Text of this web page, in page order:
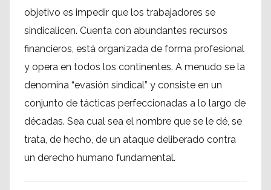
objetivo es impedir que los trabajadores se
sindicalicen. Cuenta con abundantes recursos
financieros, está organizada de forma profesional
y opera en todos los continentes. A menudo se la
denomina “evasión sindical” y consiste en un
conjunto de tácticas perfeccionadas a lo largo de
décadas. Sea cual sea el nombre que se le dé, se
trata, de hecho, de un ataque deliberado contra
un derecho humano fundamental.